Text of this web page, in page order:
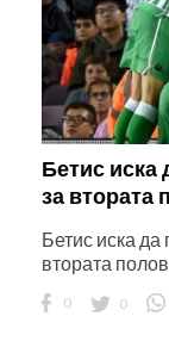
Бетис иска
за втората
Бетис иска да
втората
0 0